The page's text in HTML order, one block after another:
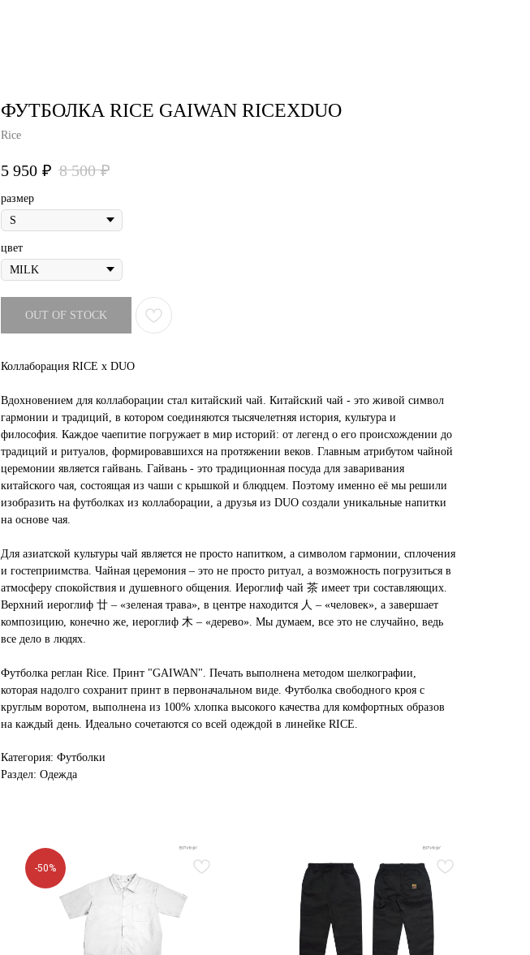
ФУТБОЛКА RICE GAIWAN RICEXDUO
Rice
5 950 ₽ 8 500 ₽
размер
цвет
OUT OF STOCK
Коллаборация RICE х DUO
Вдохновением для коллаборации стал китайский чай. Китайский чай - это живой символ
гармонии и традиций, в котором соединяются тысячелетняя история, культура и
философия. Каждое чаепитие погружает в мир историй: от легенд о его происхождении до
традиций и ритуалов, формировавшихся на протяжении веков. Главным атрибутом чайной
церемонии является гайвань. Гайвань - это традиционная посуда для заваривания
китайского чая, состоящая из чаши с крышкой и блюдцем. Поэтому именно её мы решили
изобразить на футболках из коллаборации, а друзья из DUO создали уникальные напитки
на основе чая.
Для азиатской культуры чай является не просто напитком, а символом гармонии, сплочения
и гостеприимства. Чайная церемония – это не просто ритуал, а возможность погрузиться в
атмосферу спокойствия и душевного общения. Иероглиф чай 茶 имеет три составляющих.
Верхний иероглиф 廿 – «зеленая трава», в центре находится 人 – «человек», а завершает
композицию, конечно же, иероглиф 木 – «дерево». Мы думаем, все это не случайно, ведь
все дело в людях.
Футболка реглан Rice. Принт "GAIWAN". Печать выполнена методом шелкографии,
которая надолго сохранит принт в первоначальном виде. Футболка свободного кроя с
круглым воротом, выполнена из 100% хлопка высокого качества для комфортных образов
на каждый день. Идеально сочетаются со всей одеждой в линейке RICE.
Категория: Футболки
Раздел: Одежда
-50%